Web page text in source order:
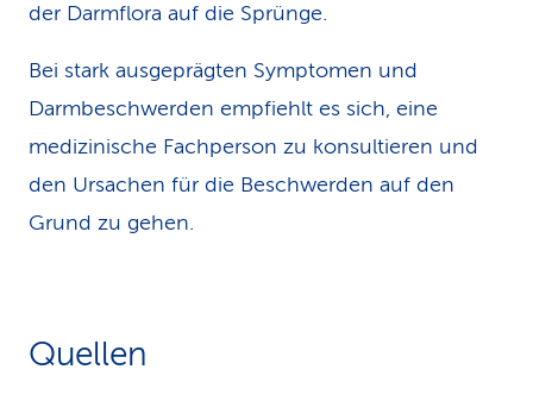
der Darmflora auf die Sprünge.
Bei stark ausgeprägten Symptomen und
Darmbeschwerden empfiehlt es sich, eine
medizinische Fachperson zu konsultieren und
den Ursachen für die Beschwerden auf den
Grund zu gehen.
Quellen